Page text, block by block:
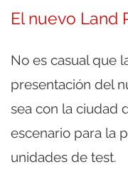
El nuevo Land
No es casual que
presentación del
sea con la ciudad
escenario para la
unidades de test.